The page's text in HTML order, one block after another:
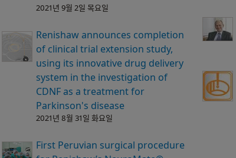
2021년 9월 2일 목요일
Renishaw announces completion
of clinical trial extension study,
using its innovative drug delivery
system in the investigation of
CDNF as a treatment for
Parkinson's disease
2021년 8월 31일 화요일
First Peruvian surgical procedure